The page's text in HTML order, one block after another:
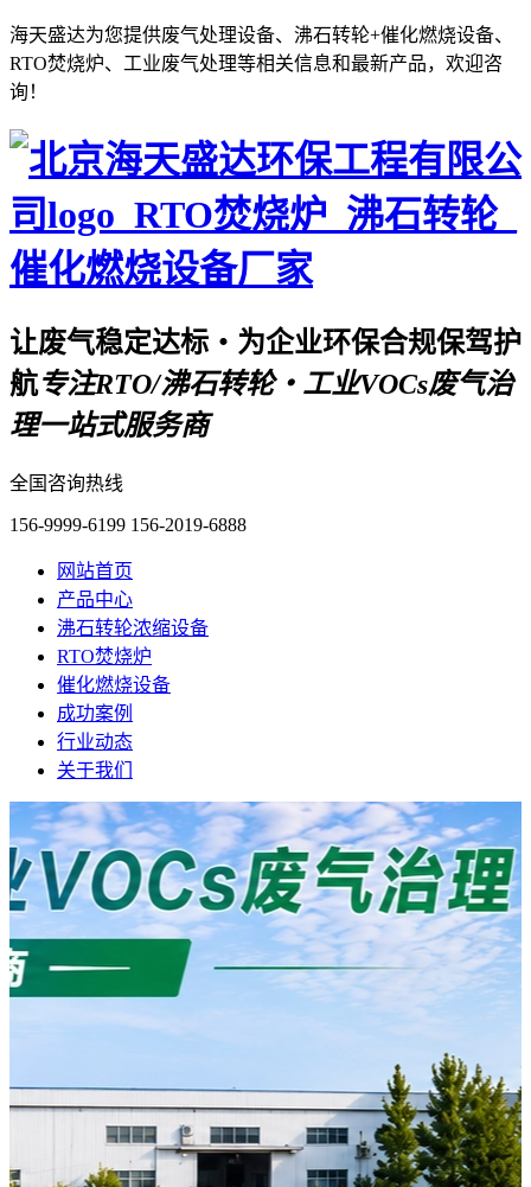
海天盛达为您提供废气处理设备、沸石转轮+催化燃烧设备、
RTO焚烧炉、工业废气处理等相关信息和最新产品，欢迎咨
询！
让废气稳定达标・为企业环保合规保驾护
航专注RTO/沸石转轮・工业VOCs废气治
理一站式服务商
全国咨询热线
156-9999-6199 156-2019-6888
网站首页
产品中心
沸石转轮浓缩设备
RTO焚烧炉
催化燃烧设备
成功案例
行业动态
关于我们